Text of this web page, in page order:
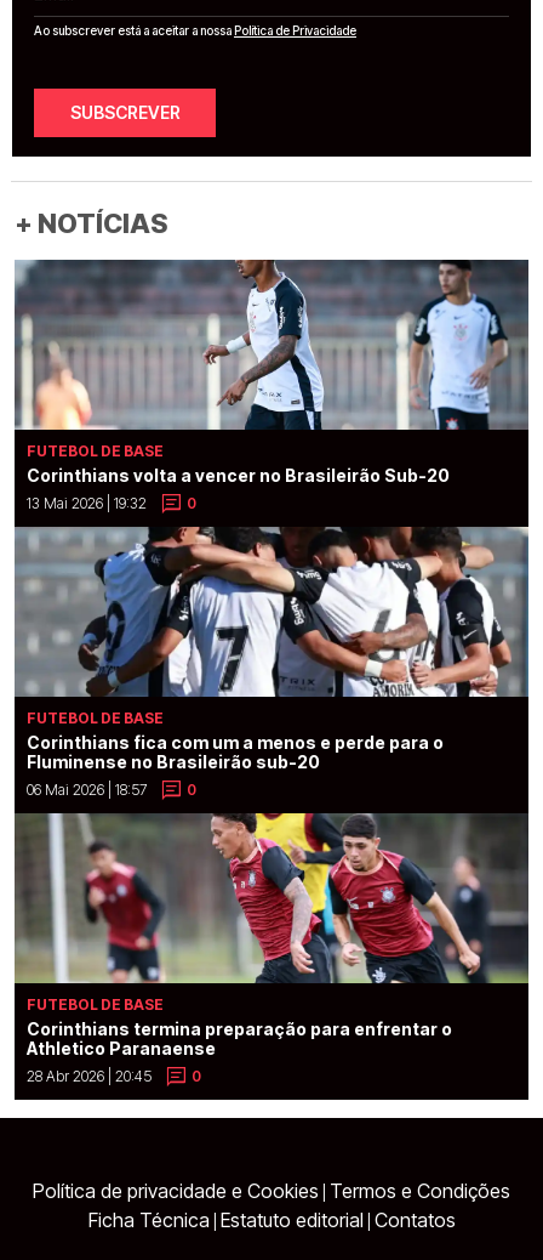
Ao subscrever está a aceitar a nossaPolítica de Privacidade
SUBSCREVER
+ NOTÍCIAS
FUTEBOL DE BASE
Corinthians volta a vencer no Brasileirão Sub-20
13 Mai 2026 | 19:32 0
FUTEBOL DE BASE
Corinthians fica com um a menos e perde para o
Fluminense no Brasileirão sub-20
06 Mai 2026 | 18:57 0
FUTEBOL DE BASE
Corinthians termina preparação para enfrentar o
Athletico Paranaense
28 Abr 2026 | 20:45 0
Política de privacidade e Cookies Termos e Condições
Ficha Técnica Estatuto editorial Contatos